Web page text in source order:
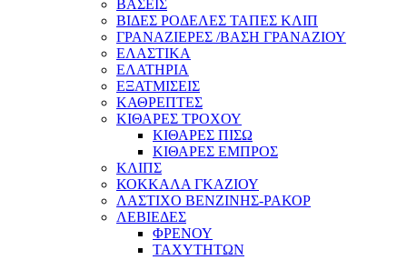
ΒΑΣΕΙΣ
ΒΙΔΕΣ ΡΟΔΕΛΕΣ ΤΑΠΕΣ ΚΛΙΠ
ΓΡΑΝΑΖΙΕΡΕΣ /ΒΑΣΗ ΓΡΑΝΑΖΙΟΥ
ΕΛΑΣΤΙΚΑ
ΕΛΑΤΗΡΙΑ
ΕΞΑΤΜΙΣΕΙΣ
ΚΑΘΡΕΠΤΕΣ
ΚΙΘΑΡΕΣ ΤΡΟΧΟΥ
ΚΙΘΑΡΕΣ ΠΙΣΩ
ΚΙΘΑΡΕΣ ΕΜΠΡΟΣ
ΚΛΙΠΣ
ΚΟΚΚΑΛΑ ΓΚΑΖΙΟΥ
ΛΑΣΤΙΧΟ ΒΕΝΖΙΝΗΣ-ΡΑΚΟΡ
ΛΕΒΙΕΔΕΣ
ΦΡΕΝΟΥ
ΤΑΧΥΤΗΤΩΝ